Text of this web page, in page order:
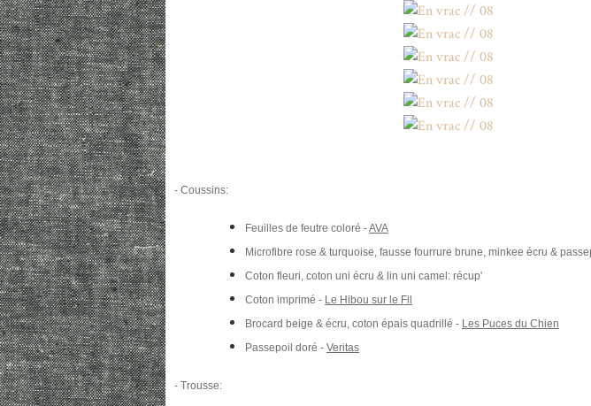
- Coussins:
Feuilles de feutre coloré -AVA
Microfibre rose & turquoise, fausse fourrure brune, minkee écru &
Coton fleuri, coton uni écru & lin uni camel: récup'
Coton imprimé - Le Hibou sur le Fil
Brocard beige & écru, coton épais quadrillé - Les Puces du Chien
Passepoil doré - Veritas
- Trousse: